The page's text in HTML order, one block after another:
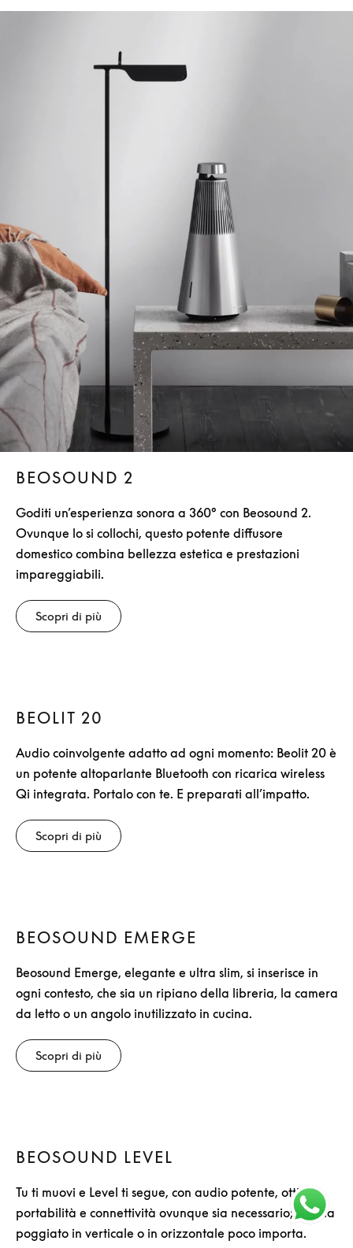
BEOSOUND 2
Goditi un’esperienza sonora a 360° con Beosound 2.
Ovunque lo si collochi, questo potente diffusore
domestico combina bellezza estetica e prestazioni
impareggiabili.
Scopri di più
BEOLIT 20
Audio coinvolgente adatto ad ogni momento: Beolit 20 è
un potente altoparlante Bluetooth con ricarica wireless
Qi integrata. Portalo con te. E preparati all’impatto.
Scopri di più
BEOSOUND EMERGE
Beosound Emerge, elegante e ultra slim, si inserisce in
ogni contesto, che sia un ripiano della libreria, la camera
da letto o un angolo inutilizzato in cucina.
Scopri di più
BEOSOUND LEVEL
Tu ti muovi e Level ti segue, con audio potente, ottima
portabilità e connettività ovunque sia necessario; che sia
poggiato in verticale o in orizzontale poco importa.